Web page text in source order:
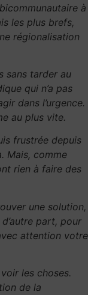
à
les plus brefs,
régionalisation
sans tarder au
qui n’a pas
dans l’urgence.
au plus vite.
frustrée depuis
Mais, comme
rien à faire des
une solution,
part, pour
attention votre
les choses.
de la